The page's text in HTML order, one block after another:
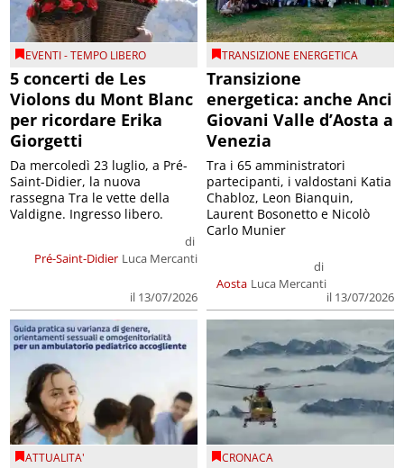
EVENTI - TEMPO LIBERO
5 concerti de Les
Violons du Mont Blanc
per ricordare Erika
Giorgetti
Pré-Saint-Didier
di
Luca Mercanti
il 13/07/2026
Da mercoledì 23 luglio, a Pré-
Saint-Didier, la nuova
rassegna Tra le vette della
Valdigne. Ingresso libero.
TRANSIZIONE ENERGETICA
Transizione
energetica: anche Anci
Giovani Valle d’Aosta a
Venezia
Aosta
di
Luca Mercanti
il 13/07/2026
Tra i 65 amministratori
partecipanti, i valdostani Katia
Chabloz, Leon Bianquin,
Laurent Bosonetto e Nicolò
Carlo Munier
ATTUALITA' CRONACA